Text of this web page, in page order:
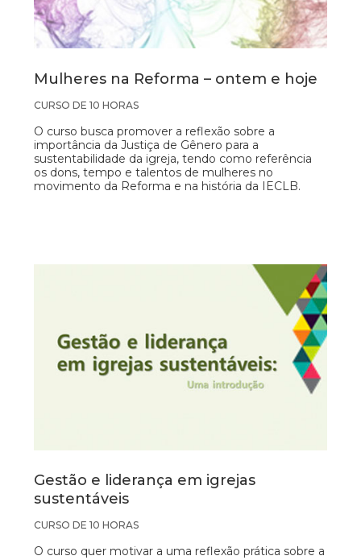
Mulheres na Reforma – ontem e hoje
CURSO DE 10 HORAS
O curso busca promover a reflexão sobre a
importância da Justiça de Gênero para a
sustentabilidade da igreja, tendo como referência
os dons, tempo e talentos de mulheres no
movimento da Reforma e na história da IECLB.
Gestão e liderança em igrejas
sustentáveis
CURSO DE 10 HORAS
O curso quer motivar a uma reflexão prática sobre a